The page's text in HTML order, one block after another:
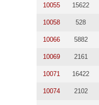
10055 15622
10058 528
10066 5882
10069 2161
10071 16422
10074 2102